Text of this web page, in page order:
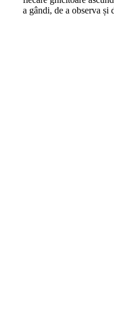
a gândi, de a observa și